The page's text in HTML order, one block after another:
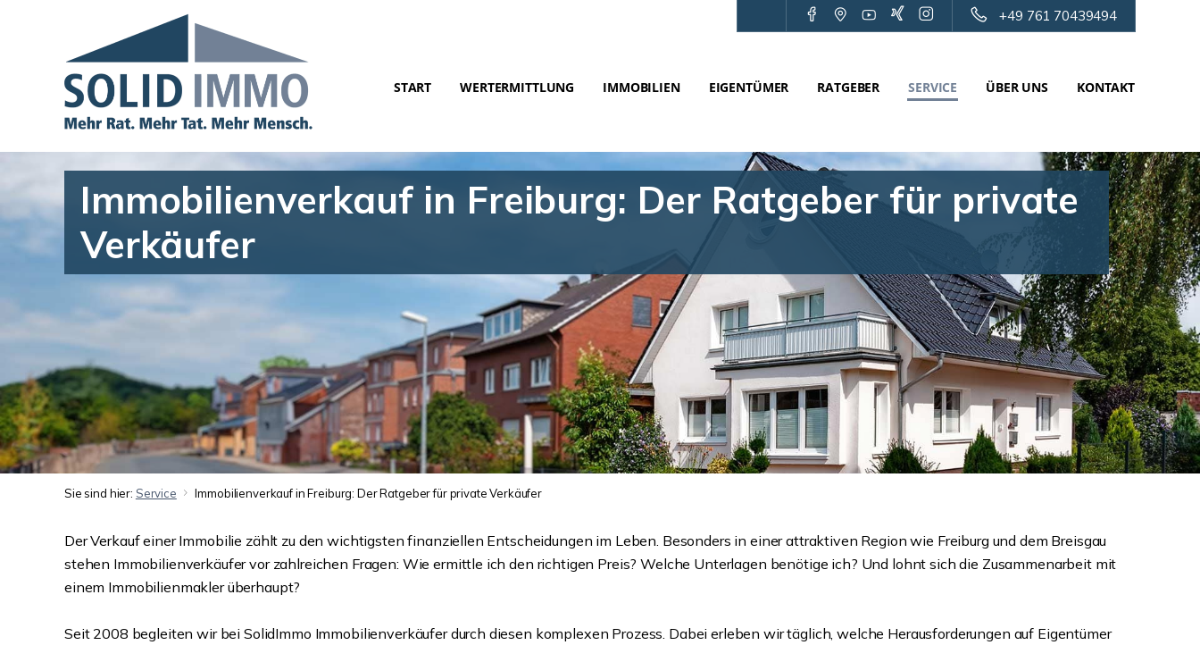
+49 761 70439494
START WERTERMITTLUNG IMMOBILIEN EIGENTÜMER RATGEBER SERVICE ÜBER UNS KONTAKT
Immobilienverkauf in Freiburg: Der Ratgeber für private
Verkäufer
Sie sind hier: Service Immobilienverkauf in Freiburg: Der Ratgeber für private Verkäufer
Der Verkauf einer Immobilie zählt zu den wichtigsten finanziellen Entscheidungen im Leben. Besonders in einer attraktiven Region wie Freiburg und dem Breisgau
stehen Immobilienverkäufer vor zahlreichen Fragen: Wie ermittle ich den richtigen Preis? Welche Unterlagen benötige ich? Und lohnt sich die Zusammenarbeit mit
einem Immobilienmakler überhaupt?
Seit 2008 begleiten wir bei SolidImmo Immobilienverkäufer durch diesen komplexen Prozess. Dabei erleben wir täglich, welche Herausforderungen auf Eigentümer